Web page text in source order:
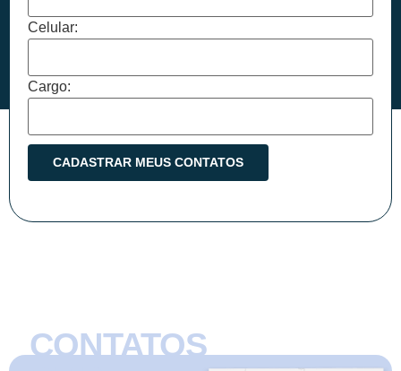
Celular:
Cargo:
CONTATOS